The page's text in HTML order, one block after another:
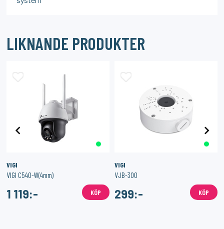
LIKNANDE PRODUKTER
VIGI
VIGI C540-W(4mm)
1 119:- KÖP
VIGI
VJB-300
299:- KÖP